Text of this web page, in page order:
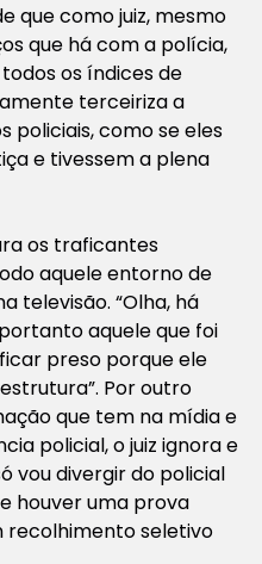
que como juiz, mesmo
que há com a polícia,
os índices de
terceiriza a
policiais, como se eles
e tivessem a plena
os traficantes
aquele entorno de
televisão. “Olha, há
aquele que foi
preso porque ele
Por outro
que tem na mídia e
policial, o juiz ignora e
vou divergir do policial
houver uma prova
recolhimento seletivo